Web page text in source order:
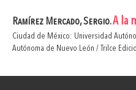
Ramírez Mercado, Sergio.A la
Ciudad de México: Universidad
Autónoma de Nuevo León / Trilce